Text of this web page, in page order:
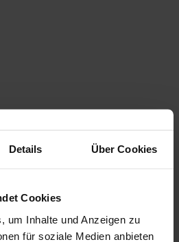
Details Über Cookies
Cookies
um Inhalte und Anzeigen zu
für soziale Medien anbieten